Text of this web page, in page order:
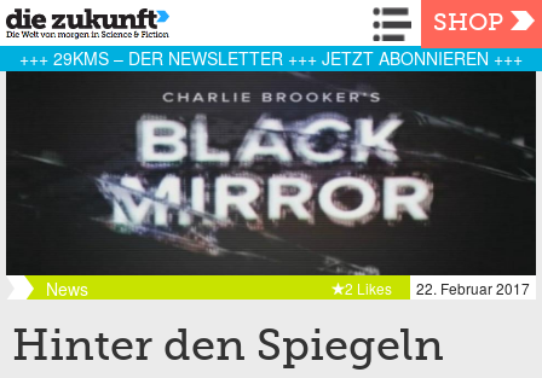
Navigation
SHOP
+++ 29KMS – DER NEWSLETTER +++ JETZT ABONNIEREN +++
News 22. Februar 2017
2 Likes
Hinter den Spiegeln